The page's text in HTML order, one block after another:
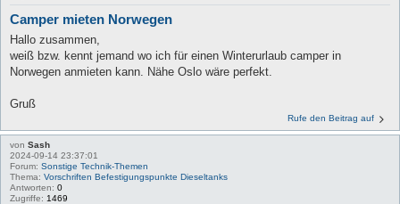
Camper mieten Norwegen
Hallo zusammen,
weiß bzw. kennt jemand wo ich für einen Winterurlaub camper in
Norwegen anmieten kann. Nähe Oslo wäre perfekt.
Gruß
Rufe den Beitrag auf
von Sash
2024-09-14 23:37:01
Forum: Sonstige Technik-Themen
Thema: Vorschriften Befestigungspunkte Dieseltanks
Antworten: 0
Zugriffe: 1469